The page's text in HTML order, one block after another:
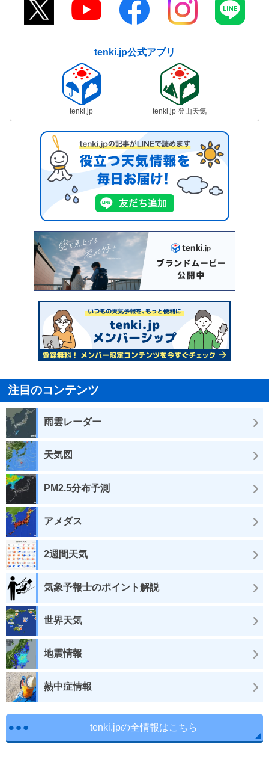
tenki.jp公式アプリ
tenki.jp tenki.jp 登山天気
注目のコンテンツ
雨雲レーダー
天気図
PM2.5分布予測
アメダス
2週間天気
気象予報士のポイント解説
世界天気
地震情報
熱中症情報
tenki.jpの全情報はこちら